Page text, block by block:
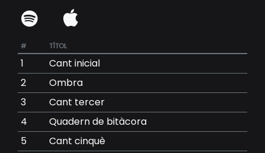
# TÍTOL
1
Cant inicial
2
Ombra
3
Cant tercer
4
Quadern de bitàcora
5
Cant cinquè